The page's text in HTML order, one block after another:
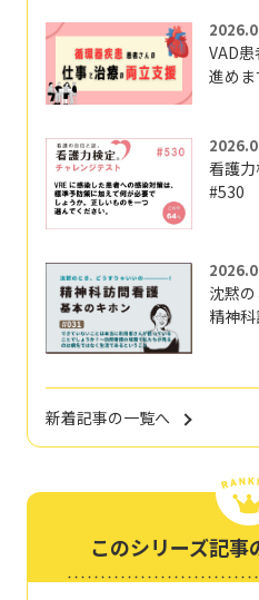
VAD
進め
看護力
#530
沈黙の
精神
新着記事の一覧へ
このシリーズ記事